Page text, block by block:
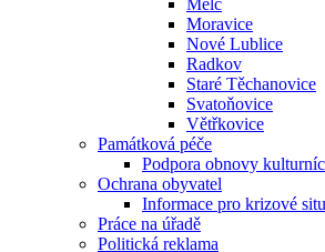
Melč
Moravice
Nové Lublice
Radkov
Staré Těchanovice
Svatoňovice
Větřkovice
Památková péče
Podpora obnovy
Ochrana obyvatel
Informace pro krizové
Práce na úřadě
Politická reklama